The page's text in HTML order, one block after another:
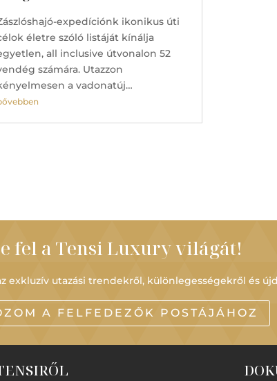
expedíciónk ikonikus úti
életre szóló listáját kínálja
all inclusive útvonalon 52
számára. Utazzon
a vadonatúj…
fel a Tensi Luxury világát!
exkluzív utazási trendekről, különlegességekről és
A FELFEDEZŐK POSTÁJÁHOZ